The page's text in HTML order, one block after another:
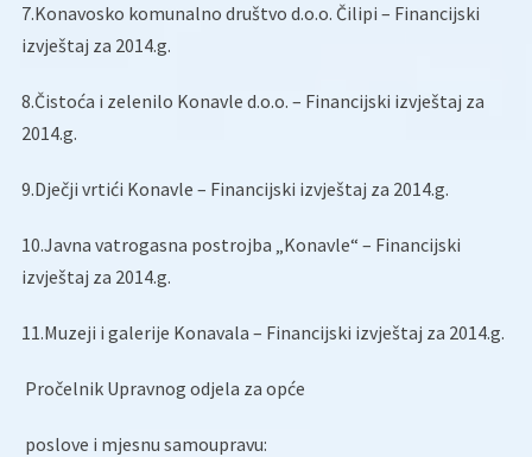
7.Konavosko komunalno društvo d.o.o. Čilipi – Financijski
izvještaj za 2014.g.
8.Čistoća i zelenilo Konavle d.o.o. – Financijski izvještaj za
2014.g.
9.Dječji vrtići Konavle – Financijski izvještaj za 2014.g.
10.Javna vatrogasna postrojba „Konavle“ – Financijski
izvještaj za 2014.g.
11.Muzeji i galerije Konavala – Financijski izvještaj za 2014.g.
Pročelnik Upravnog odjela za opće
poslove i mjesnu samoupravu: